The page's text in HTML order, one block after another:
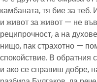
камбаната, тя бие за
и живот за живот — не
реципрочност, а на
нищо, пак страхотно —
спокойствие. В обратния
и ако се справиш добре,